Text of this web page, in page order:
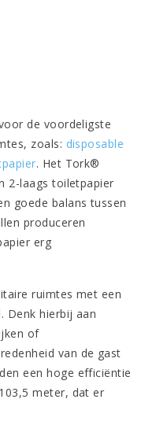
de voordeligste
zoals: disposable
. Het Tork®
2-laags toiletpapier
goede balans tussen
produceren
erg
ruimtes met een
Denk hierbij aan
of
van de gast
een hoge efficiëntie
meter, dat er